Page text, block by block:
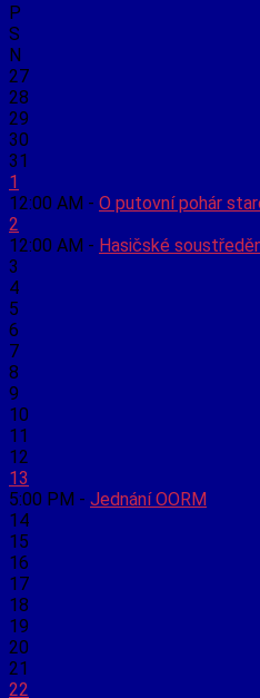
P
S
N
27
28
29
30
31
1
12:00 AM - O putovní pohár
2
12:00 AM - Hasičské
3
4
5
6
7
8
9
10
11
12
13
5:00 PM - Jednání OORM
14
15
16
17
18
19
20
21
22